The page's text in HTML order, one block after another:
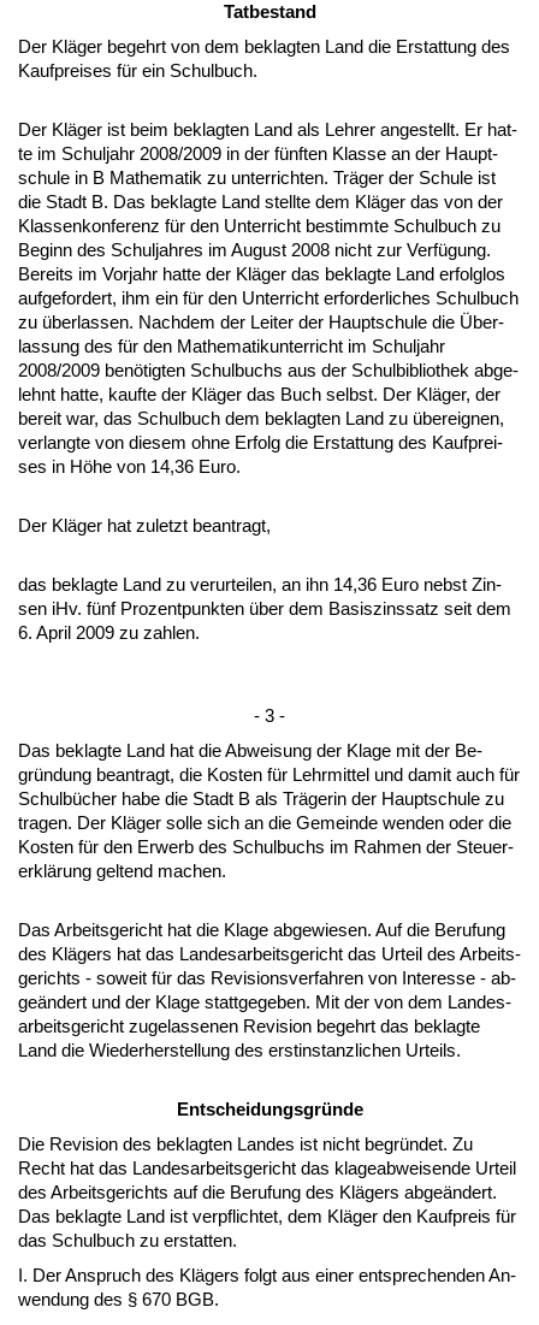
Tat­be­stand
Der Kläger be­gehrt von dem be­klag­ten Land die Er­stat­tung des
Kauf­prei­ses für ein Schul­buch.
Der Kläger ist beim be­klag­ten Land als Leh­rer an­ge­stellt. Er hat­
te im Schul­jahr 2008/2009 in der fünf­ten Klas­se an der Haupt­
schu­le in B Ma­the­ma­tik zu un­ter­rich­ten. Träger der Schu­le ist
die Stadt B. Das be­klag­te Land stell­te dem Kläger das von der
Klas­sen­kon­fe­renz für den Un­ter­richt be­stimm­te Schul­buch zu
Be­ginn des Schul­jah­res im Au­gust 2008 nicht zur Verfügung.
Be­reits im Vor­jahr hat­te der Kläger das be­klag­te Land er­folg­los
auf­ge­for­dert, ihm ein für den Un­ter­richt er­for­der­li­ches Schul­buch
zu über­las­sen. Nach­dem der Lei­ter der Haupt­schu­le die Über­
las­sung des für den Ma­the­ma­tik­un­ter­richt im Schul­jahr
2008/2009 benötig­ten Schul­buchs aus der Schul­bi­blio­thek ab­ge­
lehnt hat­te, kauf­te der Kläger das Buch selbst. Der Kläger, der
be­reit war, das Schul­buch dem be­klag­ten Land zu übe­reig­nen,
ver­lang­te von die­sem oh­ne Er­folg die Er­stat­tung des Kauf­prei­
ses in Höhe von 14,36 Eu­ro.
Der Kläger hat zu­letzt be­an­tragt,
das be­klag­te Land zu ver­ur­tei­len, an ihn 14,36 Eu­ro nebst Zin­
sen iHv. fünf Pro­zent­punk­ten über dem Ba­sis­zins­satz seit dem
6. April 2009 zu zah­len.
- 3 -
Das be­klag­te Land hat die Ab­wei­sung der Kla­ge mit der Be­
gründung be­an­tragt, die Kos­ten für Lehr­mit­tel und da­mit auch für
Schulbücher ha­be die Stadt B als Träge­rin der Haupt­schu­le zu
tra­gen. Der Kläger sol­le sich an die Ge­mein­de wen­den oder die
Kos­ten für den Er­werb des Schul­buchs im Rah­men der Steu­er­
erklärung gel­tend ma­chen.
Das Ar­beits­ge­richt hat die Kla­ge ab­ge­wie­sen. Auf die Be­ru­fung
des Klägers hat das Lan­des­ar­beits­ge­richt das Ur­teil des Ar­beits­
ge­richts - so­weit für das Re­vi­si­ons­ver­fah­ren von In­ter­es­se - ab­
geändert und der Kla­ge statt­ge­ge­ben. Mit der von dem Lan­des­
ar­beits­ge­richt zu­ge­las­se­nen Re­vi­si­on be­gehrt das be­klag­te
Land die Wie­der­her­stel­lung des erst­in­stanz­li­chen Ur­teils.
Ent­schei­dungs­gründe
Die Re­vi­si­on des be­klag­ten Lan­des ist nicht be­gründet. Zu
Recht hat das Lan­des­ar­beits­ge­richt das kla­ge­ab­wei­sen­de Ur­teil
des Ar­beits­ge­richts auf die Be­ru­fung des Klägers ab­geändert.
Das be­klag­te Land ist ver­pflich­tet, dem Kläger den Kauf­preis für
das Schul­buch zu er­stat­ten.
I. Der An­spruch des Klägers folgt aus ei­ner ent­spre­chen­den An­
wen­dung des § 670 BGB.